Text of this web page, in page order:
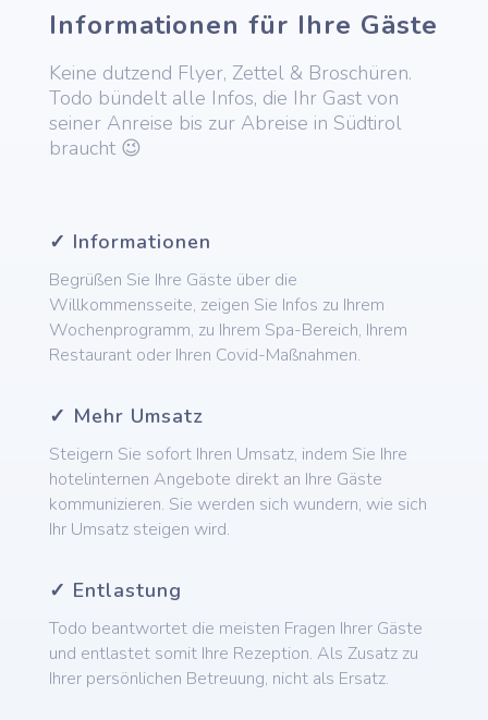
Informationen für Ihre Gäste
Keine dutzend Flyer, Zettel & Broschüren.
Todo bündelt alle Infos, die Ihr Gast von
seiner Anreise bis zur Abreise in Südtirol
braucht 😉
✓ Informationen
Begrüßen Sie Ihre Gäste über die
Willkommensseite, zeigen Sie Infos zu Ihrem
Wochenprogramm, zu Ihrem Spa-Bereich, Ihrem
Restaurant oder Ihren Covid-Maßnahmen.
✓ Mehr Umsatz
Steigern Sie sofort Ihren Umsatz, indem Sie Ihre
hotelinternen Angebote direkt an Ihre Gäste
kommunizieren. Sie werden sich wundern, wie sich
Ihr Umsatz steigen wird.
✓ Entlastung
Todo beantwortet die meisten Fragen Ihrer Gäste
und entlastet somit Ihre Rezeption. Als Zusatz zu
Ihrer persönlichen Betreuung, nicht als Ersatz.